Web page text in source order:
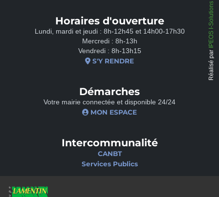
Horaires d'ouverture
Lundi, mardi et jeudi : 8h-12h45 et 14h00-17h30
Mercredi : 8h-13h
Vendredi : 8h-13h15
S'Y RENDRE
Démarches
Votre mairie connectée et disponible 24/24
MON ESPACE
Intercommunalité
CANBT
Services Publics
Réalisé par
IPEOS I-Solutions